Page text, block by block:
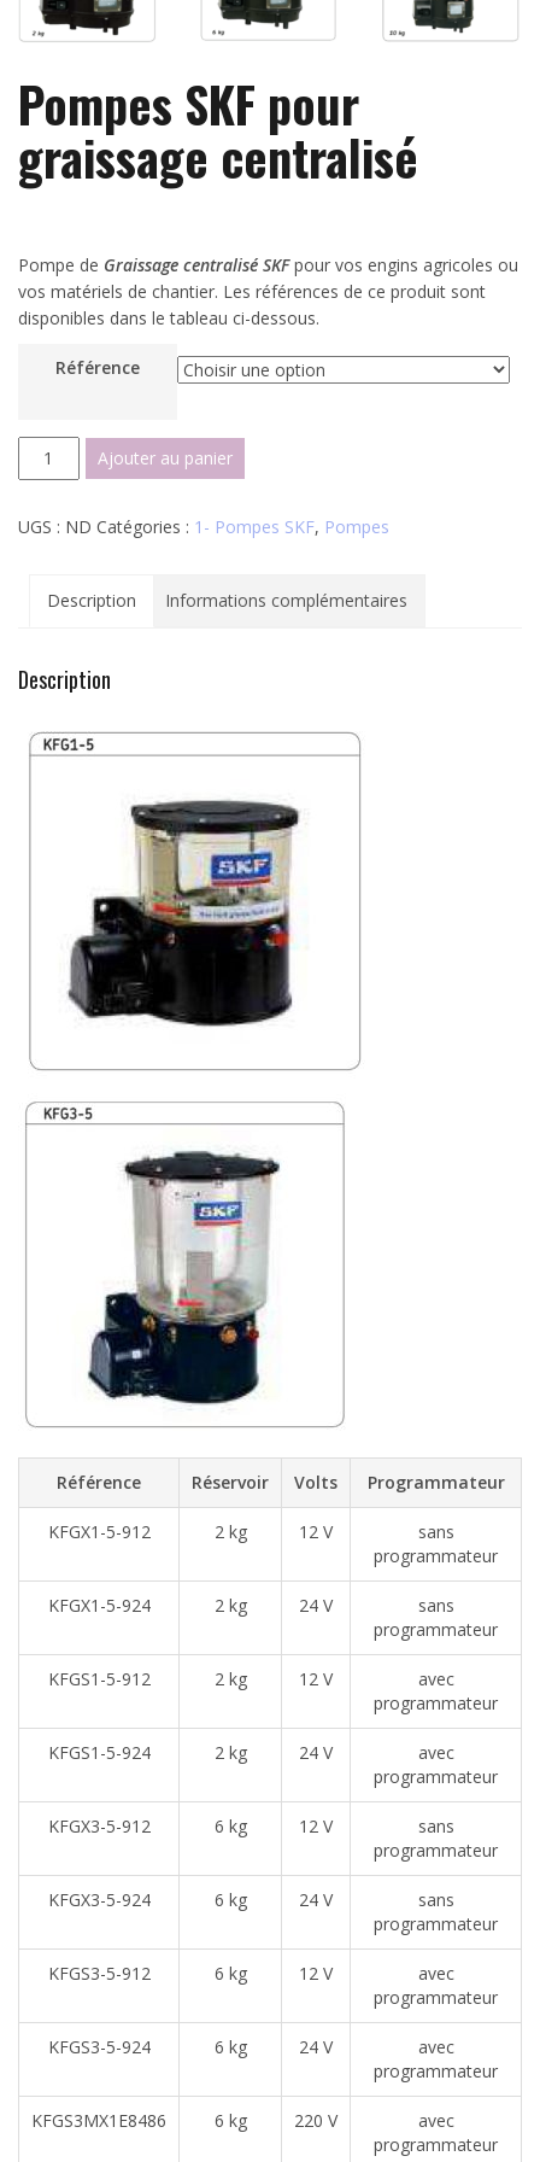
Pompes SKF pour
graissage centralisé
Pompe de Graissage centralisé SKFpour vos engins agricoles ou
vos matériels de chantier. Les références de ce produit sont
disponibles dans le tableau ci-dessous.
Référence
quantité
de
SKF
centralisé
Ajouter au panier
UGS : ND Catégories : 1- Pompes SKF, Pompes
Description Informations complémentaires
Description
Référence Réservoir Volts Programmateur
KFGX1-5-912 2 kg 12 V
sans
programmateur
KFGX1-5-924 2 kg 24 V
sans
programmateur
KFGS1-5-912 2 kg 12 V
avec
programmateur
KFGS1-5-924 2 kg 24 V
avec
programmateur
KFGX3-5-912 6 kg 12 V
sans
programmateur
KFGX3-5-924 6 kg 24 V
sans
programmateur
KFGS3-5-912 6 kg 12 V
avec
programmateur
KFGS3-5-924 6 kg 24 V
avec
programmateur
KFGS3MX1E8486 6 kg 220 V
avec
programmateur